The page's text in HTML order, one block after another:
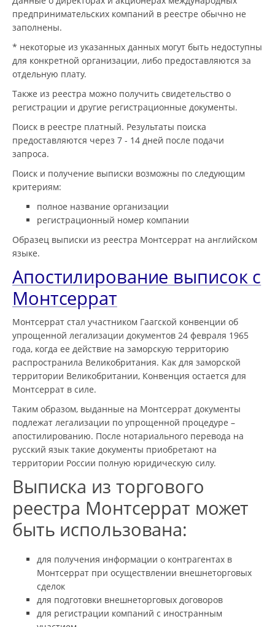
предпринимательских компаний в реестре обычно не
заполнены.
* некоторые из указанных данных могут быть недоступны
для конкретной организации, либо предоставляются за
отдельную плату.
Также из реестра можно получить свидетельство о
регистрации и другие регистрационные документы.
Поиск в реестре платный. Результаты поиска
предоставляются через 7 - 14 дней после подачи
запроса.
Поиск и получение выписки возможны по следующим
критериям:
полное название организации
регистрационный номер компании
Образец выписки из реестра Монтсеррат на английском
языке.
Апостилирование выписок с
Монтсеррат
Монтсеррат стал участником Гаагской конвенции об
упрощенной легализации документов 24 февраля 1965
года, когда ее действие на заморскую территорию
распространила Великобритания. Как для заморской
территории Великобритании, Конвенция остается для
Монтсеррат в силе.
Таким образом, выданные на Монтсеррат документы
подлежат легализации по упрощенной процедуре –
апостилированию. После нотариального перевода на
русский язык такие документы приобретают на
территории России полную юридическую силу.
Выписка из торгового
реестра Монтсеррат может
быть использована:
для получения информации о контрагентах в
Монтсеррат при осуществлении внешнеторговых
сделок
для подготовки внешнеторговых договоров
для регистрации компаний с иностранным